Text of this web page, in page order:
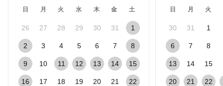
日 月 火 水 木 金 土
26 27 28 29 30 31 1
2 3 4 5 6 7 8
9 10 11 12 13 14 15
16 17 18 19 20 21 22
日 月 火
30 31 1
6 7 8
13 14 15
20 21 22